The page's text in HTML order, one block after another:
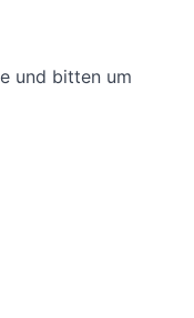
und bitten um